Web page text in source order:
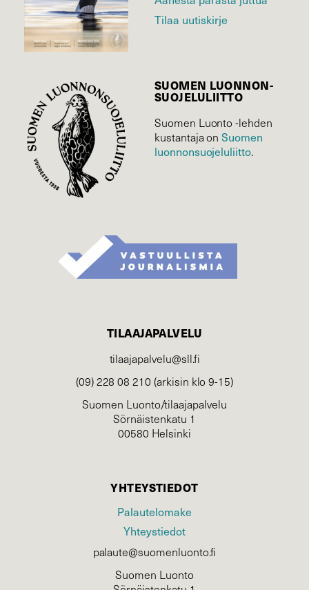
Tilaa uutiskirje
SUOMEN LUONNON­
SUOJELU­LIITTO
Suomen Luonto -lehden
kustantaja onSuomen
luonnonsuojelu­liitto.
TILAAJAPALVELU
tilaajapalvelu@sll.fi
(09) 228 08 210 (arkisin klo 9-15)
Suomen Luonto/tilaajapalvelu
Sörnäistenkatu 1
00580 Helsinki
YHTEYSTIEDOT
Palautelomake
Yhteystiedot
palaute@suomenluonto.fi
Suomen Luonto